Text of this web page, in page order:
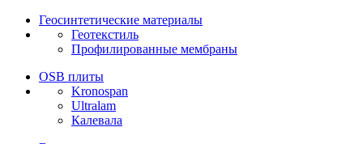
Геосинтетические материалы
Геотекстиль
Профилированные мембраны
OSB плиты
Kronospan
Ultralam
Калевала